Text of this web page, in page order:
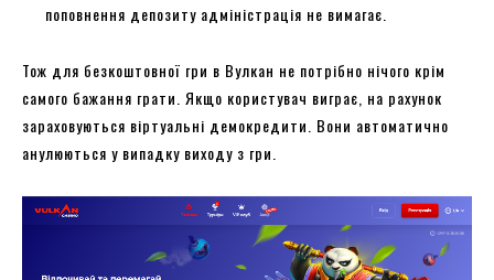
поповнення депозиту адміністрація не вимагає.
Тож для безкоштовної гри в Вулкан не потрібно нічого крім
самого бажання грати. Якщо користувач виграє, на рахунок
зараховуються віртуальні демокредити. Вони автоматично
анулюються у випадку виходу з гри.